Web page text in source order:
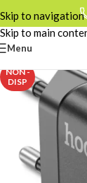
Skip to navigation
Skip to main
Menu
NON -
DISP